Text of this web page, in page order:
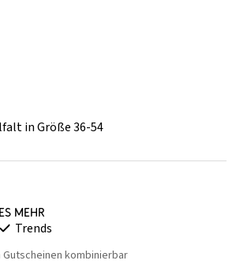
in Größe 36-54
mehr
Trends
kombinierbar